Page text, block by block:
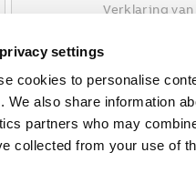
settings
cookies to personalise
We also share information
partners who may
collected from your use of
Verklaring
EUCB-917
EUCB-917
Verklaring van